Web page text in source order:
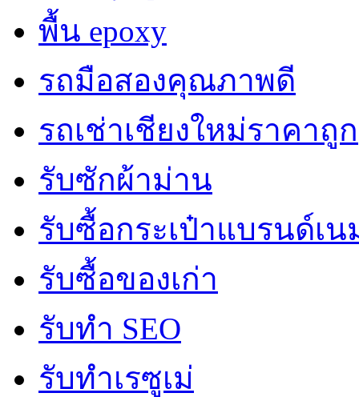
พื้น epoxy
รถมือสองคุณภาพดี
รถเช่าเชียงใหม่ราคาถูก
รับซักผ้าม่าน
รับซื้อกระเป๋าแบรนด์เน
รับซื้อของเก่า
รับทำ SEO
รับทำเรซูเม่